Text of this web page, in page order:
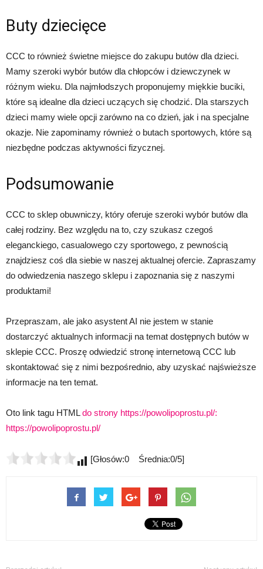
Buty dziecięce
CCC to również świetne miejsce do zakupu butów dla dzieci.
Mamy szeroki wybór butów dla chłopców i dziewczynek w
różnym wieku. Dla najmłodszych proponujemy miękkie buciki,
które są idealne dla dzieci uczących się chodzić. Dla starszych
dzieci mamy wiele opcji zarówno na co dzień, jak i na specjalne
okazje. Nie zapominamy również o butach sportowych, które są
niezbędne podczas aktywności fizycznej.
Podsumowanie
CCC to sklep obuwniczy, który oferuje szeroki wybór butów dla
całej rodziny. Bez względu na to, czy szukasz czegoś
eleganckiego, casualowego czy sportowego, z pewnością
znajdziesz coś dla siebie w naszej aktualnej ofercie. Zapraszamy
do odwiedzenia naszego sklepu i zapoznania się z naszymi
produktami!
Przepraszam, ale jako asystent AI nie jestem w stanie
dostarczyć aktualnych informacji na temat dostępnych butów w
sklepie CCC. Proszę odwiedzić stronę internetową CCC lub
skontaktować się z nimi bezpośrednio, aby uzyskać najświeższe
informacje na ten temat.
Oto link tagu HTMLdo strony https://powolipoprostu.pl/:
https://powolipoprostu.pl/
[Głosów:0 Średnia:0/5]